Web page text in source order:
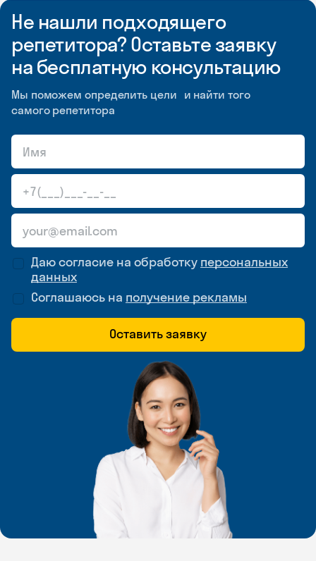
Не нашли подходящего
репетитора? Оставьте заявку
на бесплатную консультацию
Мы поможем определить цели и найти того
самого репетитора
Даю согласие на обработку персональных
данных
Соглашаюсь на получение рекламы
Оставить заявку